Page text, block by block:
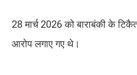
28 मार्च 2026 को बाराबंकी के
आरोप लगाए गए थे।